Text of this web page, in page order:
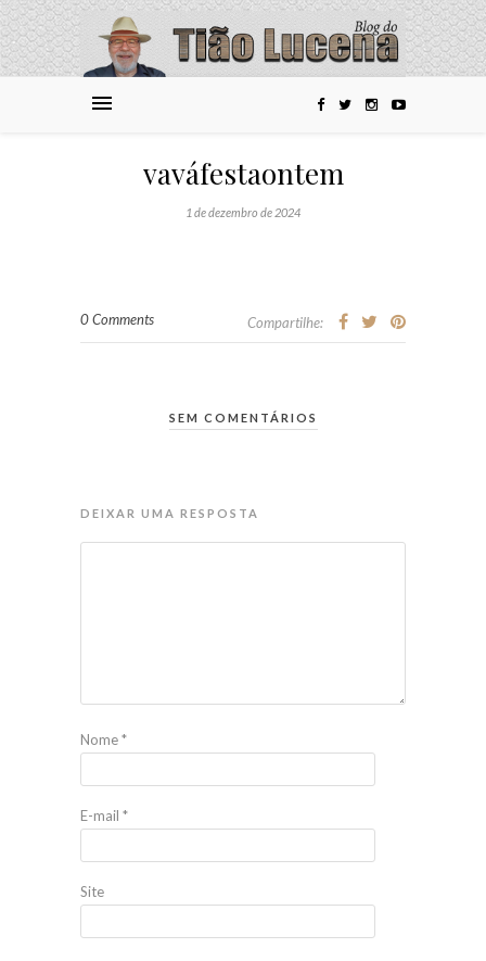
vaváfestaontem
1 de dezembro de 2024
0 Comments Compartilhe:
SEM COMENTÁRIOS
DEIXAR UMA RESPOSTA
Nome*
E-mail *
Site